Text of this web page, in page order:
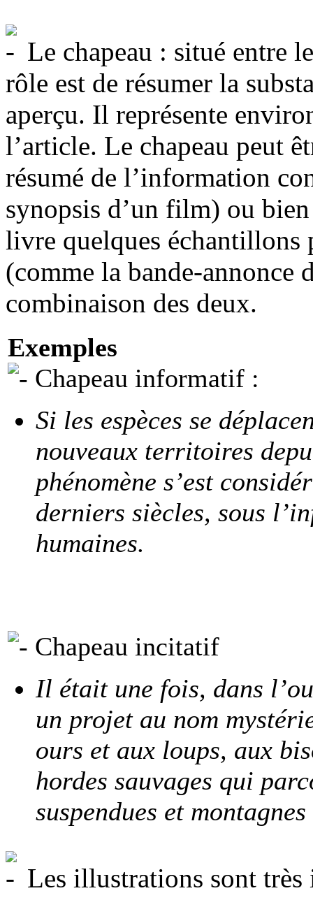
Le chapeau : situé entre
rôle est de résumer la
aperçu. Il représente
l’article. Le chapeau peut
résumé de l’information
synopsis d’un film) ou
livre quelques échantillons
(comme la bande-annonce
combinaison des deux.
Exemples
Chapeau informatif :
Si les espèces se
nouveaux territoires
phénomène s’est
derniers siècles, sous
humaines.
Chapeau incitatif
Il était une fois, dans
un projet au nom
ours et aux loups, aux
hordes sauvages qui
suspendues et
Les illustrations sont